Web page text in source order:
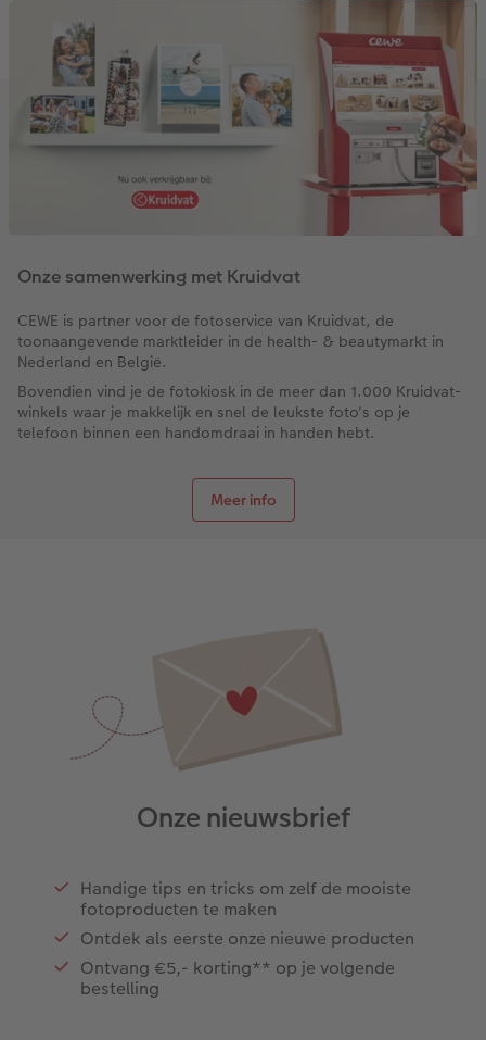
Onze samenwerking met Kruidvat
CEWE is partner voor de fotoservice van Kruidvat, de
toonaangevende marktleider in de health- & beautymarkt in
Nederland en België.
Bovendien vind je de fotokiosk in de meer dan 1.000 Kruidvat-
winkels waar je makkelijk en snel de leukste foto's op je
telefoon binnen een handomdraai in handen hebt.
Meer info
Onze nieuwsbrief
Handige tips en tricks om zelf de mooiste
fotoproducten te maken
Ontdek als eerste onze nieuwe producten
Ontvang €5,- korting** op je volgende
bestelling